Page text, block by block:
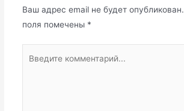
Ваш адрес email не будет опубликован.
поля помечены *
комментарий...